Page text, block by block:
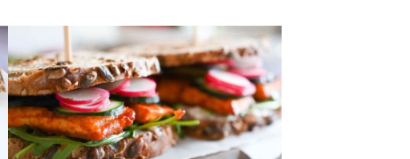
tahini
keksići
sa
urmama